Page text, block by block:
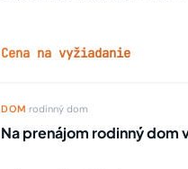
Cena na vyžiadanie
DOM rodinný dom
Na prenájom rodinný dom